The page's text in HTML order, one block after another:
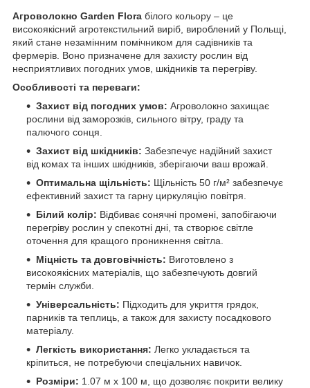
Агроволокно Garden Flora білого кольору – це
високоякісний агротекстильний виріб, вироблений у Польщі,
який стане незамінним помічником для садівників та
фермерів. Воно призначене для захисту рослин від
несприятливих погодних умов, шкідників та перегріву.
Особливості та переваги:
Захист від погодних умов: Агроволокно захищає
рослини від заморозків, сильного вітру, граду та
палючого сонця.
Захист від шкідників: Забезпечує надійний захист
від комах та інших шкідників, зберігаючи ваш врожай.
Оптимальна щільність: Щільність 50 г/м² забезпечує
ефективний захист та гарну циркуляцію повітря.
Білий колір: Відбиває сонячні промені, запобігаючи
перегріву рослин у спекотні дні, та створює світле
оточення для кращого проникнення світла.
Міцність та довговічність: Виготовлено з
високоякісних матеріалів, що забезпечують довгий
термін служби.
Універсальність: Підходить для укриття грядок,
парників та теплиць, а також для захисту посадкового
матеріалу.
Легкість використання: Легко укладається та
кріпиться, не потребуючи спеціальних навичок.
Розміри: 1.07 м х 100 м, що дозволяє покрити велику